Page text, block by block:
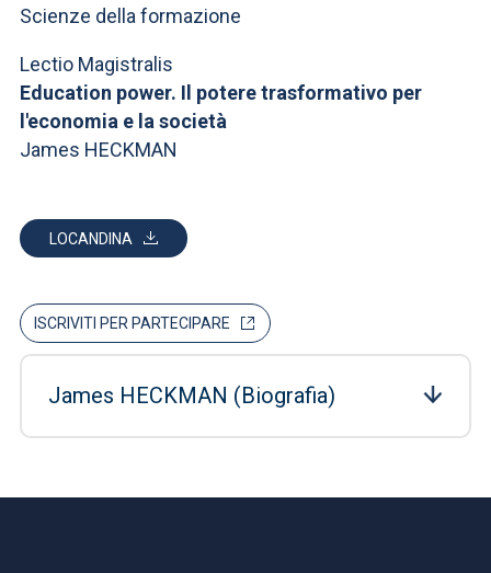
Scienze della formazione
Lectio Magistralis
Education power. Il potere trasformativo per
l'economia e la società
James HECKMAN
LOCANDINA
ISCRIVITI PER PARTECIPARE
James HECKMAN (Biografia)